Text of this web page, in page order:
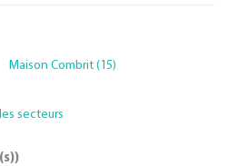
Maison Combrit (15)
secteurs